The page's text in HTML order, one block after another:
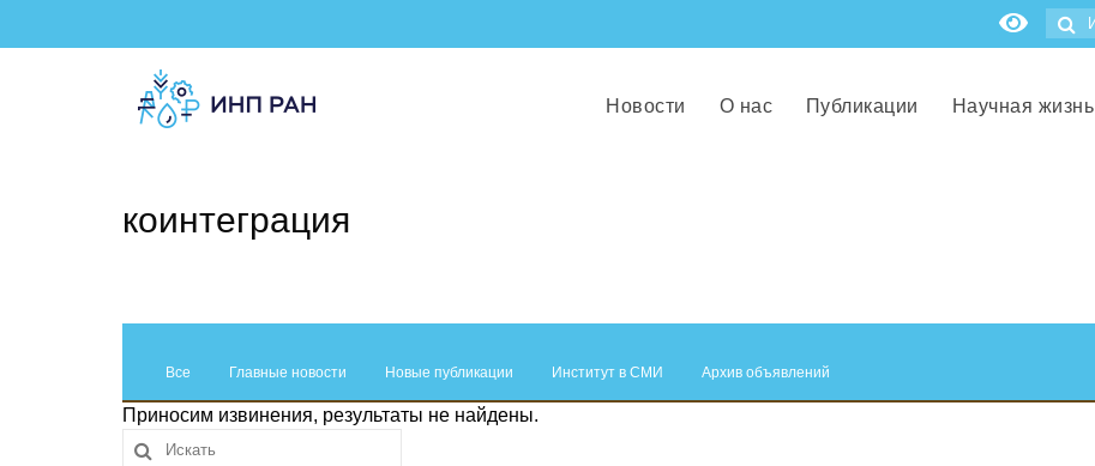
Новости О нас Публикации Научная жизнь
коинтеграция
Все Главные новости Новые публикации Институт в СМИ Архив объявлений
Приносим извинения, результаты не найдены.